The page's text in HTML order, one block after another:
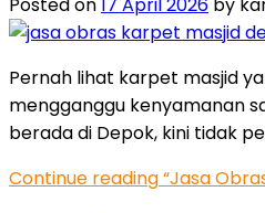
Pernah lihat karpet masjid
mengganggu kenyamanan
berada di Depok, kini tidak
Continue reading“Jasa